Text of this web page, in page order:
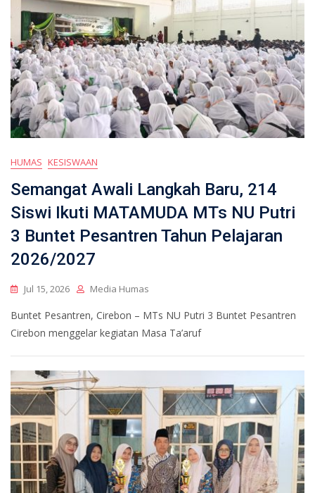
HUMAS KESISWAAN
Semangat Awali Langkah Baru, 214
Siswi Ikuti MATAMUDA MTs NU Putri
3 Buntet Pesantren Tahun Pelajaran
2026/2027
Jul 15, 2026 Media Humas
Buntet Pesantren, Cirebon – MTs NU Putri 3 Buntet Pesantren
Cirebon menggelar kegiatan Masa Ta’aruf